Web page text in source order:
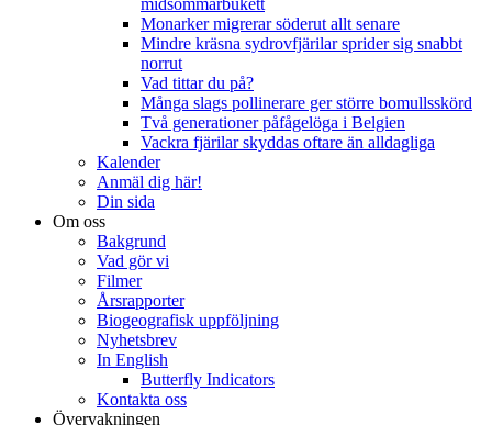
Monarker migrerar söderut allt senare
Mindre kräsna sydrovfjärilar sprider sig snabbt
norrut
Vad tittar du på?
Många slags pollinerare ger större bomullsskörd
Två generationer påfågelöga i Belgien
Vackra fjärilar skyddas oftare än alldagliga
Kalender
Anmäl dig här!
Din sida
Om oss
Bakgrund
Vad gör vi
Filmer
Årsrapporter
Biogeografisk uppföljning
Nyhetsbrev
In English
Butterfly Indicators
Kontakta oss
Övervakningen